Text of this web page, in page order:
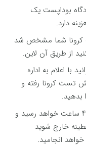
بوداپست یک
تست کرونا شما مشخص شد
از طریق آن لاین.
اعلام به اداره
تست کرونا رفته و
معمولا جواب تست دوم پس از ۷۲-۴۸ ساعت خواهد رسید و
خارج شوید